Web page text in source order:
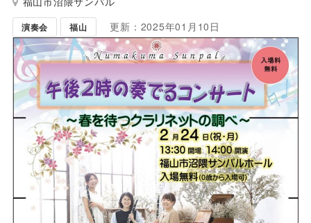
演奏会 福山 更新：2025年01月10日